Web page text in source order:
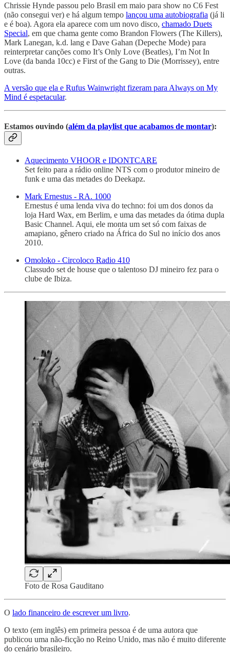
Chrissie Hynde passou pelo Brasil em maio para show no C6 Fest
(não consegui ver) e há algum tempo lançou uma autobiografia (já li
e é boa). Agora ela aparece com um novo disco, chamado Duets
Special, em que chama gente como Brandon Flowers (The Killers),
Mark Lanegan, k.d. lang e Dave Gahan (Depeche Mode) para
reinterpretar canções como It’s Only Love (Beatles), I’m Not In
Love (da banda 10cc) e First of the Gang to Die (Morrissey), entre
outras.
A versão que ela e Rufus Wainwright fizeram para Always on My
Mind é espetacular.
Estamos ouvindo (além da playlist que acabamos de montar):
Aquecimento VHOOR e IDONTCARE
Set feito para a rádio online NTS com o produtor mineiro de
funk e uma das metades do Deekapz.
Mark Ernestus - RA. 1000
Ernestus é uma lenda viva do techno: foi um dos donos da
loja Hard Wax, em Berlim, e uma das metades da ótima dupla
Basic Channel. Aqui, ele monta um set só com faixas de
amapiano, gênero criado na África do Sul no início dos anos
2010.
Omoloko - Circoloco Radio 410
Classudo set de house que o talentoso DJ mineiro fez para o
clube de Ibiza.
Foto de Rosa Gauditano
O lado financeiro de escrever um livro.
O texto (em inglês) em primeira pessoa é de uma autora que
publicou uma não-ficção no Reino Unido, mas não é muito diferente
do cenário brasileiro.